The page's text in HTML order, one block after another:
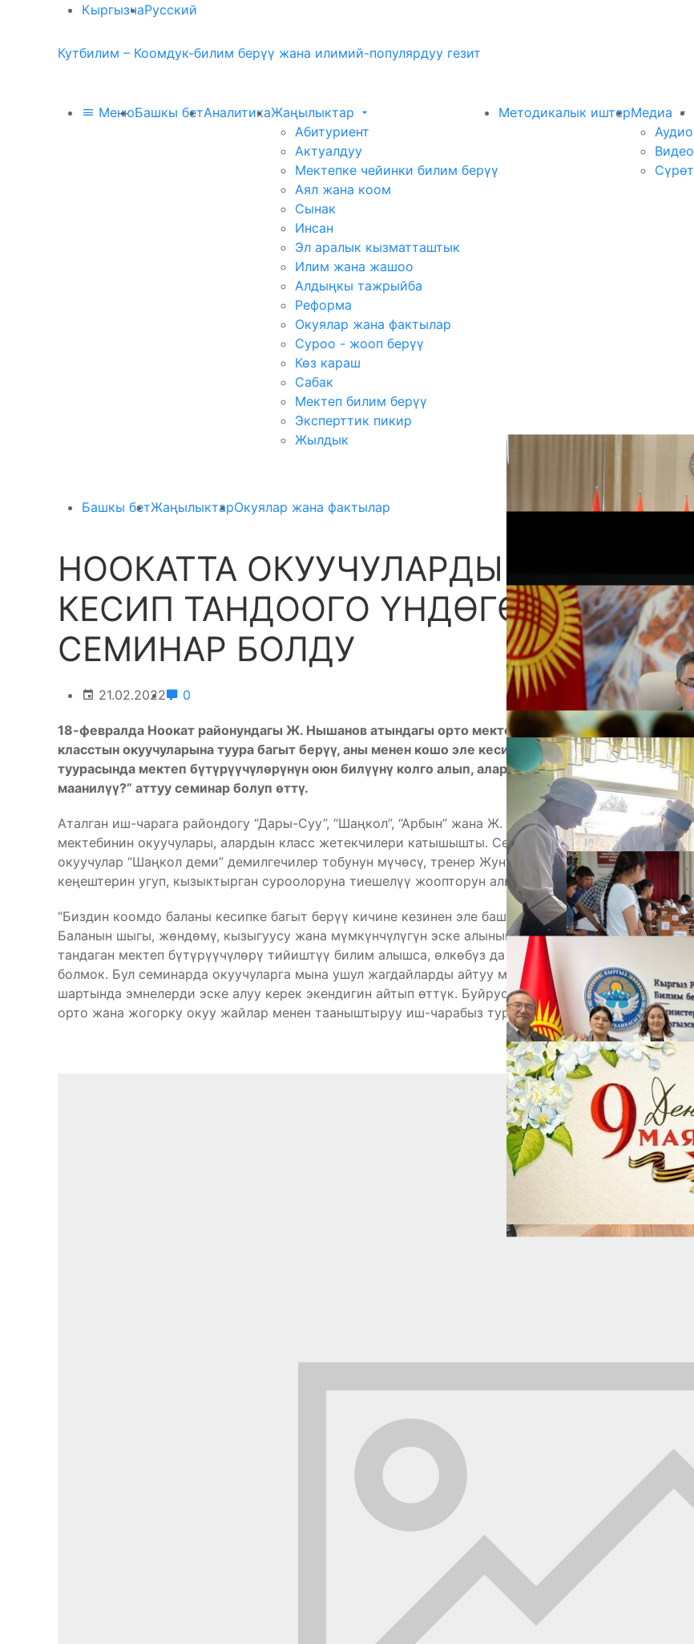
КыргызчаРусский
Кутбилим – Коомдук-билим берүү жана илимий-популярдуу гезит
МенюБашкы бетАналитикаЖаңылыктар
Абитуриент
Актуалдуу
Мектепке чейинки билим берүү
Аял жана коом
Сынак
Инсан
Эл аралык кызматташтык
Илим жана жашоо
Алдыңкы тажрыйба
Реформа
Окуялар жана фактылар
Суроо - жооп берүү
Көз караш
Сабак
Мектеп билим берүү
Эксперттик пикир
Жылдык
Методикалык иштерМедиа
Аудио
Видео
Сүрөт
Башкы бетЖаңылыктарОкуялар жана фактылар
НООКАТТА ОКУУЧУЛАРДЫ ТУУРА
КЕСИП ТАНДООГО ҮНДӨГӨН
СЕМИНАР БОЛДУ
21.02.2022 0
18-февралда Ноокат районундагы Ж. Нышанов атындагы орто мектебинин базасында 11-
класстын окуучуларына туура багыт берүү, аны менен кошо эле кесип тандоодогу көйгөйлөр
туурасында мектеп бүтүрүүчүлөрүнүн оюн билүүнү колго алып, аларга “Кесип тандоо эмне үчүн
маанилүү?” аттуу семинар болуп өттү.
Аталган иш-чарага райондогу “Дары-Суу”, “Шаңкол”, “Арбын” жана Ж. Нышанов атындагы орто
мектебинин окуучулары, алардын класс жетекчилери катышышты. Семинардын жүрүшүндө
окуучулар “Шаңкол деми” демилгечилер тобунун мүчөсү, тренер Жунус Каримовдун бир топ
кеңештерин угуп, кызыктырган суроолоруна тиешелүү жоопторун алышты.
“Биздин коомдо баланы кесипке багыт берүү кичине кезинен эле башталса натыйжалуу болмок.
Баланын шыгы, жөндөмү, кызыгуусу жана мүмкүнчүлүгүн эске алынышы керек. Кесипти туура
тандаган мектеп бүтүрүүчүлөрү тийиштүү билим алышса, өлкөбүз да кесипкөй адистерге бай
болмок. Бул семинарда окуучуларга мына ушул жагдайларды айтуу менен, алардын азыркы заман
шартында эмнелерди эске алуу керек экендигин айтып өттүк. Буйруса алдыда аларды атайын
орто жана жогорку окуу жайлар менен тааныштыруу иш-чарабыз турат”, — деди Ж. Каримов.